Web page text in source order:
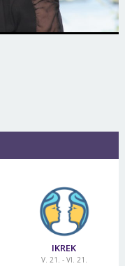
IKREK
V. 21. - VI. 21.